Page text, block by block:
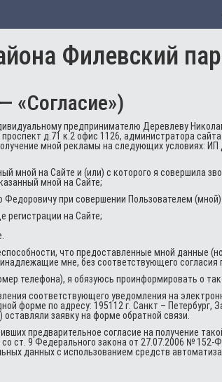
Филевский
«Согласие»)
предпринимателю Деревлеву
д.71 к.2 офис 1126, администратора
мной рекламы на следующих условиях:
мной на Сайте и (или) с которого я совершила
мной на Сайте;
при совершении Пользователем
регистрации на Сайте;
что предоставленные мной данные
мне, без соответствующего согласия
телефона), я обязуюсь проинформировать о
соответствующего уведомления на
форме по адресу: 195112 г. Санкт – Петербург,
заявку на форме обратной связи.
предварительное согласие на получение
ст. 9 Федерального закона от 27.07.2006 №
данных с использованием средств